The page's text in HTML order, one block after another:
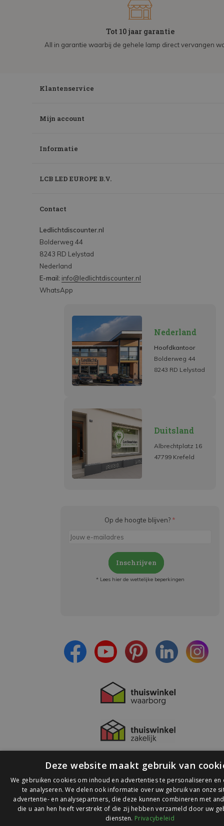
Tot 10 jaar garantie
All in garantie waarbij de gehele lamp direct vervangen
Klantenservice
Mijn account
Informatie
LCB LED EUROPE B.V.
Contact
Ledlichtdiscounter.nl
Bolderweg 44
8243 RD Lelystad
Nederland
E-mail: info@ledlichtdiscounter.nl
WhatsApp
Nederland
Hoofdkantoor
Bolderweg 44
8243 RD Lelystad
Duitsland
Albrechtplatz 16
47799 Krefeld
Op de hoogte blijven? *
Inschrijven
* Lees hier de wettelijke beperkingen
© 2026 Ledlichtdiscounter.nl
Deze website maakt gebruik van
We gebruiken cookies om inhoud en advertenties te personaliseren en
te analyseren. We delen ook informatie over uw gebruik van onze
advertentie- en analysepartners, die deze kunnen combineren met
die u aan hen heeft verstrekt of die zij hebben verzameld door uw
diensten. Privacybeleid